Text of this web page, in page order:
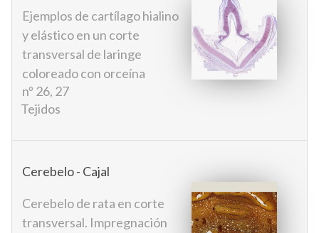
Ejemplos de cartílago hialino
y elástico en un corte
transversal de laringe
coloreado con orceína
nº 26, 27
Tejidos
Cerebelo - Cajal
Cerebelo de rata en corte
transversal. Impregnación